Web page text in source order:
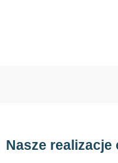
Nasze realizacje